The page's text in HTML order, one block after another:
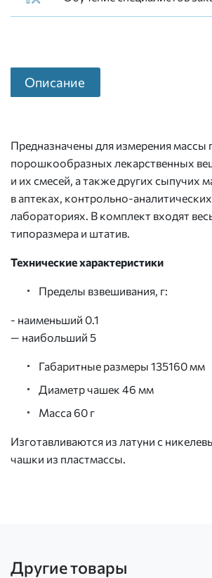
Описание
Предназначены для измерения массы
порошкообразных лекарственных
и их смесей, а также других сыпучих
в аптеках, контрольно-
лабораториях. В комплект входят
типоразмера и штатив.
Технические характеристики
Пределы взвешивания, г:
- наименьший 0.1
— наибольший 5
Габаритные размеры 135160 мм
Диаметр чашек 46 мм
Масса 60 г
Изготавливаются из латуни с
чашки из пластмассы.
Другие товары